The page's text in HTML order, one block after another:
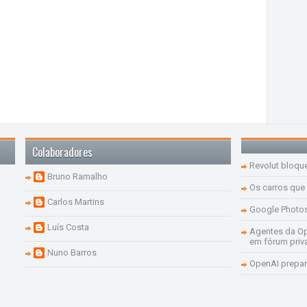
Colaboradores
Bruno Ramalho
Carlos Martins
Luís Costa
Nuno Barros
Revolut
Os carros
Google
Agentes da
em fórum
OpenAI